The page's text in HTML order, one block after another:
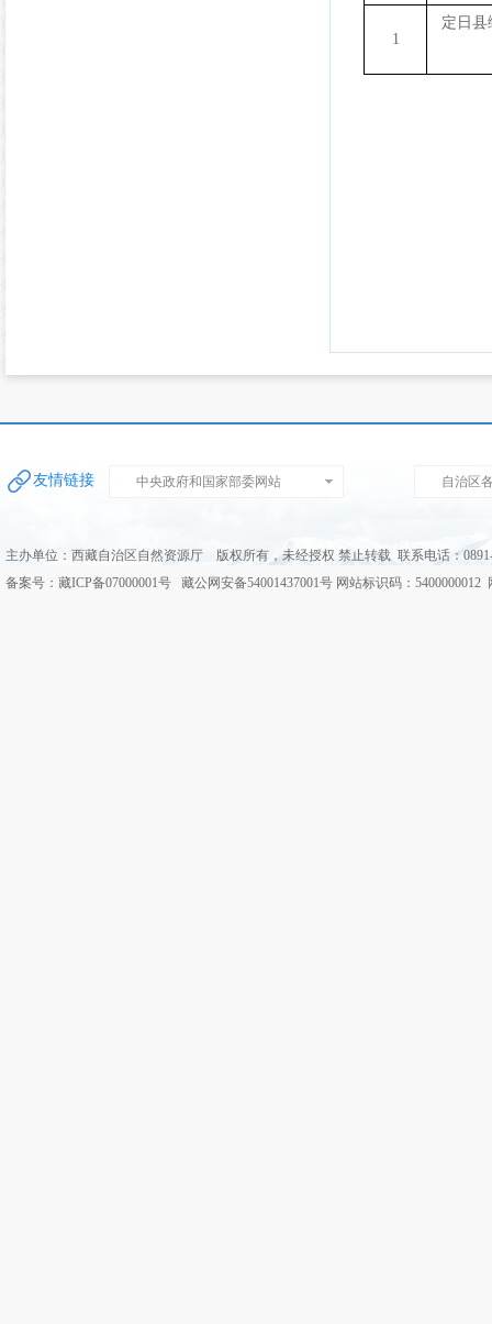
1
定日县
友情链接 中央政府和国家部委网站 自治区
主办单位：西藏自治区自然资源厅 版权所有，未经授权 禁止转载 联系电话：
备案号：藏ICP备07000001号 藏公网安备54001437001号 网站标识码：5400000012